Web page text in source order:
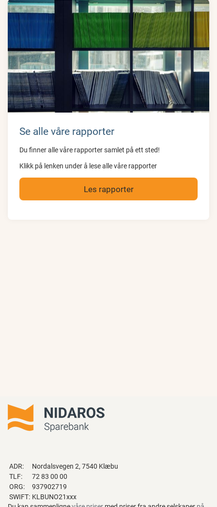
Se alle våre rapporter
Du finner alle våre rapporter samlet på ett sted!
Klikk på lenken under å lese alle våre rapporter
Les rapporter
ADR:
Nordalsvegen 2, 7540 Klæbu
TLF:
72 83 00 00
ORG:
937902719
SWIFT: KLBUNO21xxx